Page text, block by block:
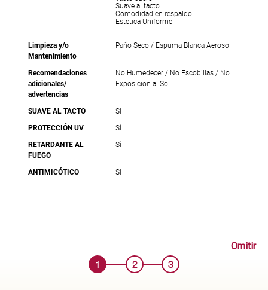
Suave al tacto
Comodidad en respaldo
Estetica Uniforme
Limpieza y/o
Mantenimiento
Paño Seco / Espuma Blanca Aerosol
Recomendaciones
adicionales/
advertencias
No Humedecer / No Escobillas / No
Exposicion al Sol
SUAVE AL TACTO
Sí
PROTECCIÓN UV
Sí
RETARDANTE AL
FUEGO
Sí
ANTIMICÓTICO Sí